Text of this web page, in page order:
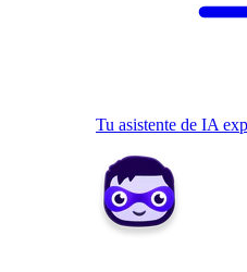
Tu asistente de IA